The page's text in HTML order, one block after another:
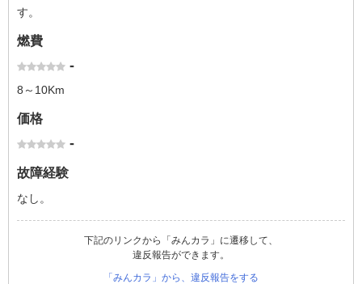
す。
燃費
-
8～10Km
価格
-
故障経験
なし。
下記のリンクから「みんカラ」に遷移して、
違反報告ができます。
「みんカラ」から、違反報告をする